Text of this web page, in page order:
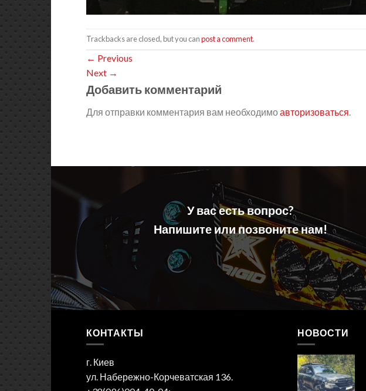
Trackbacks are closed, but you canpost a comment.
← Previous
Next →
Добавить комментарий
Для отправки комментария вам необходимоавторизоваться
У вас есть вопрос?
Напишите или позвоните нам!
КОНТАКТЫ
г. Киев
ул. Набережно-Корчеватская 136.
НОВОСТИ